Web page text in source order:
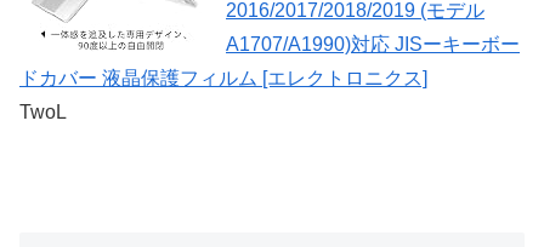
2016/2017/2018/2019 (モデル
A1707/A1990)対応 JISーキーボー
ドカバー 液晶保護フィルム [エレクトロニクス]
TwoL